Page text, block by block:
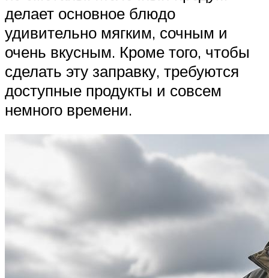
делает основное блюдо
удивительно мягким, сочным и
очень вкусным. Кроме того, чтобы
сделать эту заправку, требуются
доступные продукты и совсем
немного времени.